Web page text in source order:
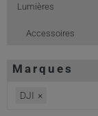
Lumières
Accessoires
Marques
DJI ×